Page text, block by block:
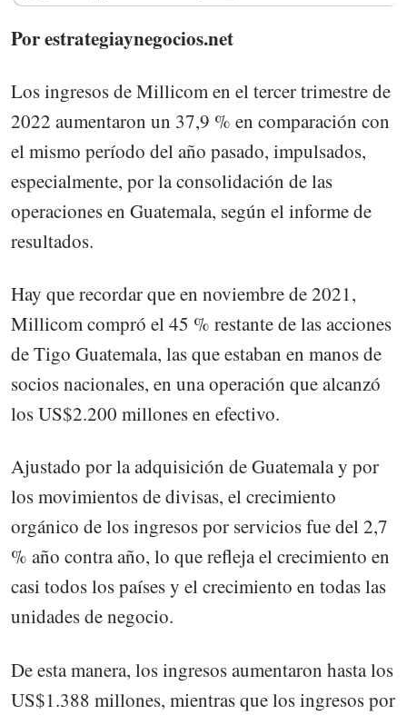
Por estrategiaynegocios.net
Los ingresos de Millicom en el tercer trimestre de
2022 aumentaron un 37,9 % en comparación con
el mismo período del año pasado, impulsados,
especialmente, por la consolidación de las
operaciones en Guatemala, según el informe de
resultados.
Hay que recordar que en noviembre de 2021,
Millicom compró el 45 % restante de las acciones
de Tigo Guatemala, las que estaban en manos de
socios nacionales, en una operación que alcanzó
los US$2.200 millones en efectivo.
Ajustado por la adquisición de Guatemala y por
los movimientos de divisas, el crecimiento
orgánico de los ingresos por servicios fue del 2,7
% año contra año, lo que refleja el crecimiento en
casi todos los países y el crecimiento en todas las
unidades de negocio.
De esta manera, los ingresos aumentaron hasta los
US$1.388 millones, mientras que los ingresos por